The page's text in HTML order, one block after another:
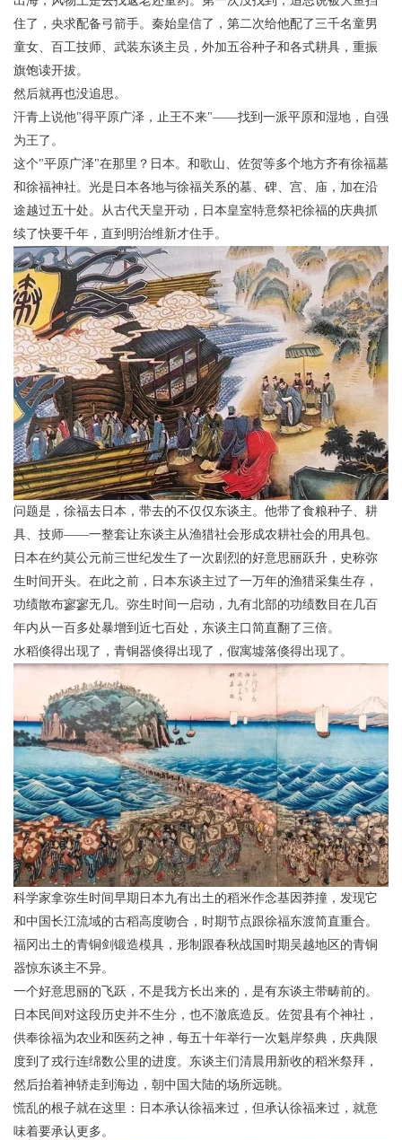
住了，央求配备弓箭手。秦始皇信了，第二次给他配了三千名童男
童女、百工技师、武装东谈主员，外加五谷种子和各式耕具，重振
旗饱读开拔。
然后就再也没追思。
汗青上说他"得平原广泽，止王不来"——找到一派平原和湿地，自强
为王了。
这个"平原广泽"在那里？日本。和歌山、佐贺等多个地方齐有徐福墓
和徐福神社。光是日本各地与徐福关系的墓、碑、宫、庙，加在沿
途越过五十处。从古代天皇开动，日本皇室特意祭祀徐福的庆典抓
续了快要千年，直到明治维新才住手。
问题是，徐福去日本，带去的不仅仅东谈主。他带了食粮种子、耕
具、技师——一整套让东谈主从渔猎社会形成农耕社会的用具包。
日本在约莫公元前三世纪发生了一次剧烈的好意思丽跃升，史称弥
生时间开头。在此之前，日本东谈主过了一万年的渔猎采集生存，
功绩散布寥寥无几。弥生时间一启动，九有北部的功绩数目在几百
年内从一百多处暴增到近七百处，东谈主口简直翻了三倍。
水稻倏得出现了，青铜器倏得出现了，假寓墟落倏得出现了。
科学家拿弥生时间早期日本九有出土的稻米作念基因莽撞，发现它
和中国长江流域的古稻高度吻合，时期节点跟徐福东渡简直重合。
福冈出土的青铜剑锻造模具，形制跟春秋战国时期吴越地区的青铜
器惊东谈主不异。
一个好意思丽的飞跃，不是我方长出来的，是有东谈主带畴前的。
日本民间对这段历史并不生分，也不澈底造反。佐贺县有个神社，
供奉徐福为农业和医药之神，每五十年举行一次魁岸祭典，庆典限
度到了戎行连绵数公里的进度。东谈主们清晨用新收的稻米祭拜，
然后抬着神轿走到海边，朝中国大陆的场所远眺。
慌乱的根子就在这里：日本承认徐福来过，但承认徐福来过，就意
味着要承认更多。